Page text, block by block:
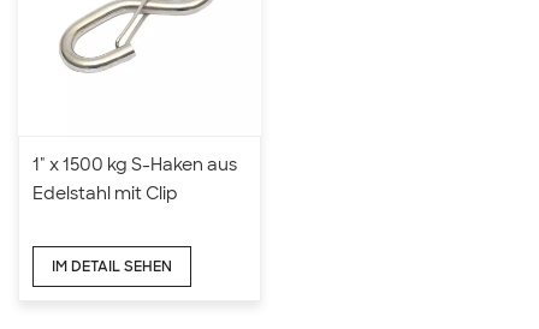
1" x 1500 kg S-Haken aus
Edelstahl mit Clip
IM DETAIL SEHEN